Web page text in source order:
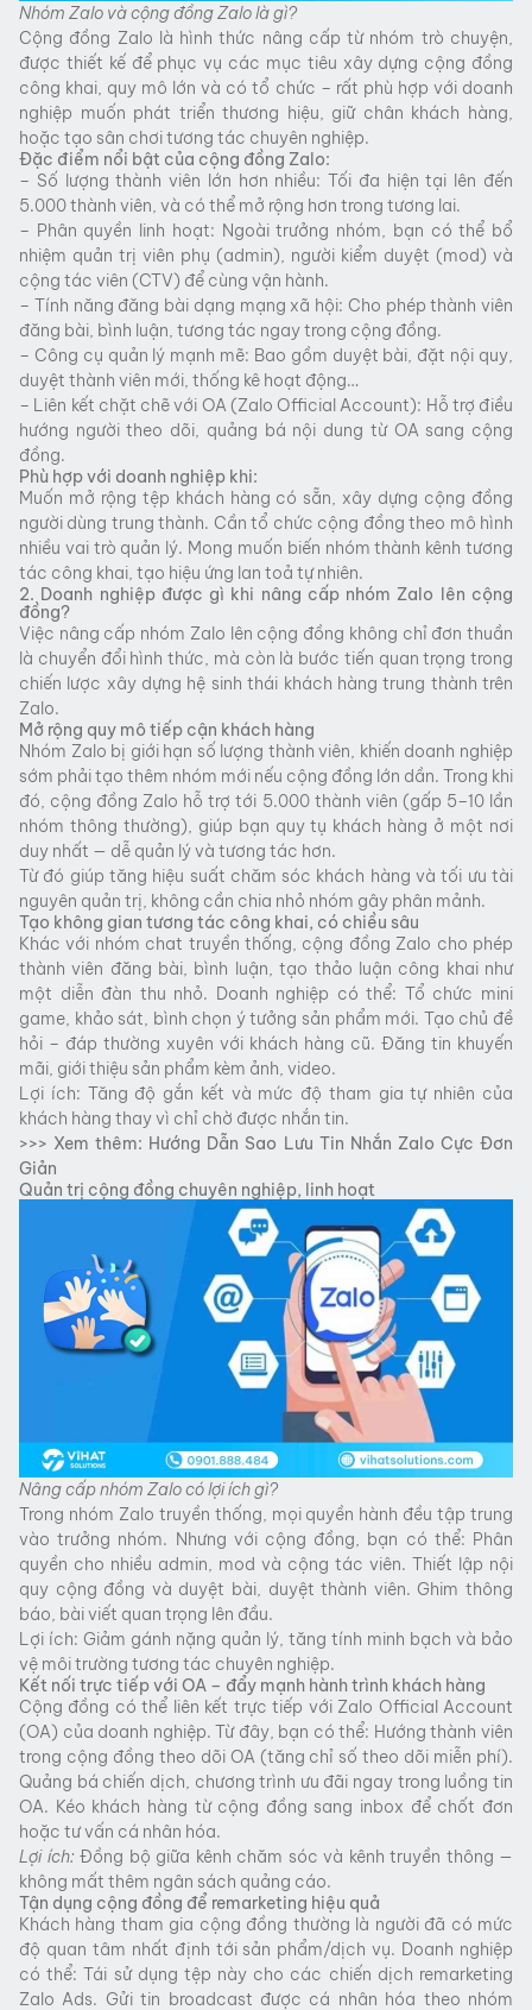
Nhóm Zalo và cộng đồng Zalo là gì?
Cộng đồng Zalo là hình thức nâng cấp từ nhóm trò chuyện,
được thiết kế để phục vụ các mục tiêu xây dựng cộng đồng
công khai, quy mô lớn và có tổ chức – rất phù hợp với doanh
nghiệp muốn phát triển thương hiệu, giữ chân khách hàng,
hoặc tạo sân chơi tương tác chuyên nghiệp.
Đặc điểm nổi bật của cộng đồng Zalo:
– Số lượng thành viên lớn hơn nhiều: Tối đa hiện tại lên đến
5.000 thành viên, và có thể mở rộng hơn trong tương lai.
– Phân quyền linh hoạt: Ngoài trưởng nhóm, bạn có thể bổ
nhiệm quản trị viên phụ (admin), người kiểm duyệt (mod) và
cộng tác viên (CTV) để cùng vận hành.
– Tính năng đăng bài dạng mạng xã hội: Cho phép thành viên
đăng bài, bình luận, tương tác ngay trong cộng đồng.
– Công cụ quản lý mạnh mẽ: Bao gồm duyệt bài, đặt nội quy,
duyệt thành viên mới, thống kê hoạt động…
– Liên kết chặt chẽ với OA (Zalo Official Account): Hỗ trợ điều
hướng người theo dõi, quảng bá nội dung từ OA sang cộng
đồng.
Phù hợp với doanh nghiệp khi:
Muốn mở rộng tệp khách hàng có sẵn, xây dựng cộng đồng
người dùng trung thành. Cần tổ chức cộng đồng theo mô hình
nhiều vai trò quản lý. Mong muốn biến nhóm thành kênh tương
tác công khai, tạo hiệu ứng lan toả tự nhiên.
2. Doanh nghiệp được gì khi nâng cấp nhóm Zalo lên cộng
đồng?
Việc nâng cấp nhóm Zalo lên cộng đồng không chỉ đơn thuần
là chuyển đổi hình thức, mà còn là bước tiến quan trọng trong
chiến lược xây dựng hệ sinh thái khách hàng trung thành trên
Zalo.
Mở rộng quy mô tiếp cận khách hàng
Nhóm Zalo bị giới hạn số lượng thành viên, khiến doanh nghiệp
sớm phải tạo thêm nhóm mới nếu cộng đồng lớn dần. Trong khi
đó, cộng đồng Zalo hỗ trợ tới 5.000 thành viên (gấp 5–10 lần
nhóm thông thường), giúp bạn quy tụ khách hàng ở một nơi
duy nhất — dễ quản lý và tương tác hơn.
Từ đó giúp tăng hiệu suất chăm sóc khách hàng và tối ưu tài
nguyên quản trị, không cần chia nhỏ nhóm gây phân mảnh.
Tạo không gian tương tác công khai, có chiều sâu
Khác với nhóm chat truyền thống, cộng đồng Zalo cho phép
thành viên đăng bài, bình luận, tạo thảo luận công khai như
một diễn đàn thu nhỏ. Doanh nghiệp có thể: Tổ chức mini
game, khảo sát, bình chọn ý tưởng sản phẩm mới. Tạo chủ đề
hỏi – đáp thường xuyên với khách hàng cũ. Đăng tin khuyến
mãi, giới thiệu sản phẩm kèm ảnh, video.
Lợi ích: Tăng độ gắn kết và mức độ tham gia tự nhiên của
khách hàng thay vì chỉ chờ được nhắn tin.
>>> Xem thêm: Hướng Dẫn Sao Lưu Tin Nhắn Zalo Cực Đơn
Giản
Quản trị cộng đồng chuyên nghiệp, linh hoạt
Nâng cấp nhóm Zalo có lợi ích gì?
Trong nhóm Zalo truyền thống, mọi quyền hành đều tập trung
vào trưởng nhóm. Nhưng với cộng đồng, bạn có thể: Phân
quyền cho nhiều admin, mod và cộng tác viên. Thiết lập nội
quy cộng đồng và duyệt bài, duyệt thành viên. Ghim thông
báo, bài viết quan trọng lên đầu.
Lợi ích: Giảm gánh nặng quản lý, tăng tính minh bạch và bảo
vệ môi trường tương tác chuyên nghiệp.
Kết nối trực tiếp với OA – đẩy mạnh hành trình khách hàng
Cộng đồng có thể liên kết trực tiếp với Zalo Official Account
(OA) của doanh nghiệp. Từ đây, bạn có thể: Hướng thành viên
trong cộng đồng theo dõi OA (tăng chỉ số theo dõi miễn phí).
Quảng bá chiến dịch, chương trình ưu đãi ngay trong luồng tin
OA. Kéo khách hàng từ cộng đồng sang inbox để chốt đơn
hoặc tư vấn cá nhân hóa.
Lợi ích: Đồng bộ giữa kênh chăm sóc và kênh truyền thông —
không mất thêm ngân sách quảng cáo.
Tận dụng cộng đồng để remarketing hiệu quả
Khách hàng tham gia cộng đồng thường là người đã có mức
độ quan tâm nhất định tới sản phẩm/dịch vụ. Doanh nghiệp
có thể: Tái sử dụng tệp này cho các chiến dịch remarketing
Zalo Ads. Gửi tin broadcast được cá nhân hóa theo nhóm